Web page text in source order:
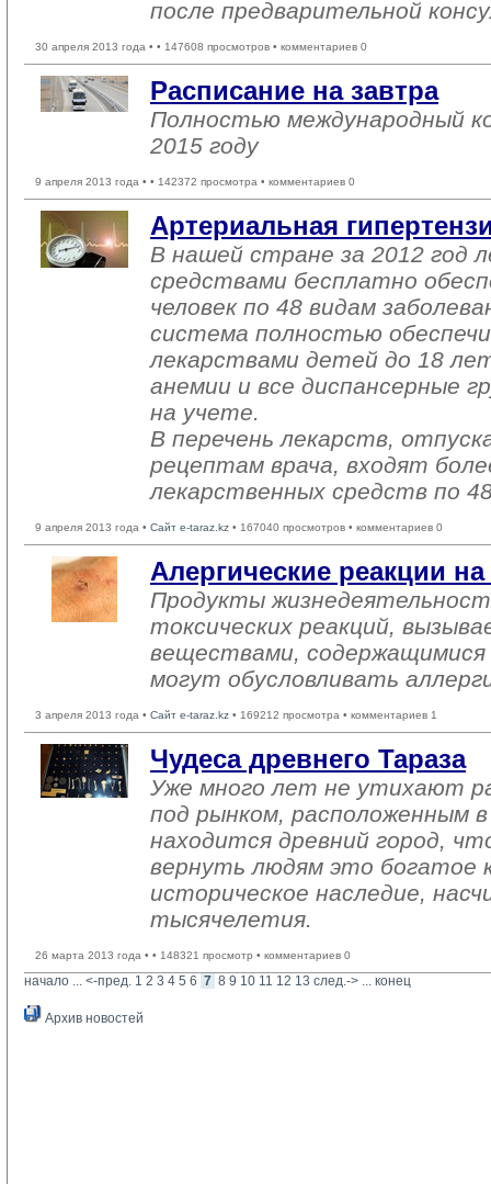
после предварительной
30 апреля 2013 года • • 147608 просмотров • комментариев 0
Расписание на завтра
Полностью международный
2015 году
9 апреля 2013 года • • 142372 просмотра • комментариев 0
Артериальная
В нашей стране за 2012 год
средствами бесплатно
человек по 48 видам
система полностью
лекарствами детей до 18
анемии и все диспансерные
на учете.
В перечень лекарств,
рецептам врача, входят
лекарственных средств по
9 апреля 2013 года • Сайт e-taraz.kz • 167040 просмотров • комментариев 0
Алергические реакции
Продукты
токсических реакций,
веществами, содержащимися
могут обусловливать
3 апреля 2013 года • Сайт e-taraz.kz • 169212 просмотра • комментариев 1
Чудеса древнего Тараза
Уже много лет не утихают
под рынком, расположенным
находится древний город,
вернуть людям это богатое
историческое наследие,
тысячелетия.
26 марта 2013 года • • 148321 просмотр • комментариев 0
начало ... <-пред. 1 2 3 4 5 6 7 8 9 10 11 12 13 след.-> ... конец
Архив новостей